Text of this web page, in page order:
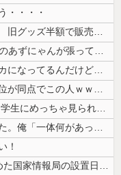
・・・・
れいわ新選組の新党名は「いのちの党」 旧グッズ半額で販売 どうなる秘書...
【画像】NHK女子アナさん、あずにゃんのあずにゃんが張ってしまう
彼氏が『この車』買おうとして私とケンカになってるんだけどｗｗｗｗｗｗ
日本をダメにした総理大臣、ワースト１位が同点でこの人ｗｗｗｗｗｗ
【画像】 まま「なんかプール入ってたら学生にめっちゃ見られたw」
出張から帰ったら、嫁の顔が青ざめていた。俺「一体何があったんだ？」嫁「...
！
（ ´_ゝ`）中国「高市政権が法制化を進めた国家情報局の設置日が7月3...